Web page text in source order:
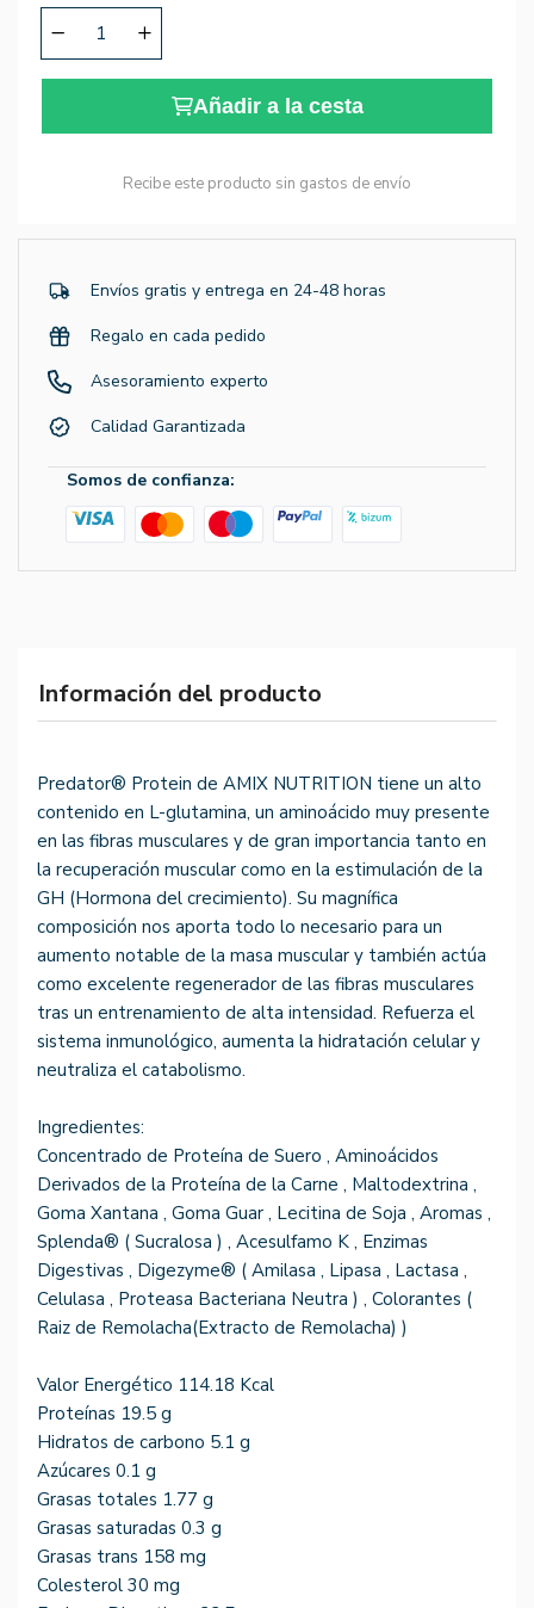
Añadir a la cesta
Recibe este producto sin gastos de envío
Envíos gratis y entrega en 24-48 horas
Regalo en cada pedido
Asesoramiento experto
Calidad Garantizada
Somos de confianza:
Información del producto
Predator® Protein de AMIX NUTRITION tiene un alto
contenido en L-glutamina, un aminoácido muy presente
en las fibras musculares y de gran importancia tanto en
la recuperación muscular como en la estimulación de la
GH (Hormona del crecimiento). Su magnífica
composición nos aporta todo lo necesario para un
aumento notable de la masa muscular y también actúa
como excelente regenerador de las fibras musculares
tras un entrenamiento de alta intensidad. Refuerza el
sistema inmunológico, aumenta la hidratación celular y
neutraliza el catabolismo.
Ingredientes:
Concentrado de Proteína de Suero , Aminoácidos
Derivados de la Proteína de la Carne , Maltodextrina ,
Goma Xantana , Goma Guar , Lecitina de Soja , Aromas ,
Splenda® ( Sucralosa ) , Acesulfamo K , Enzimas
Digestivas , Digezyme® ( Amilasa , Lipasa , Lactasa ,
Celulasa , Proteasa Bacteriana Neutra ) , Colorantes (
Raiz de Remolacha(Extracto de Remolacha) )
Valor Energético 114.18 Kcal
Proteínas 19.5 g
Hidratos de carbono 5.1 g
Azúcares 0.1 g
Grasas totales 1.77 g
Grasas saturadas 0.3 g
Grasas trans 158 mg
Colesterol 30 mg